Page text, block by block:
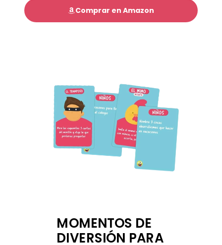
Comprar en Amazon
MOMENTOS DE
DIVERSIÓN PARA